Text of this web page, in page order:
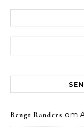
Bengt Randers om